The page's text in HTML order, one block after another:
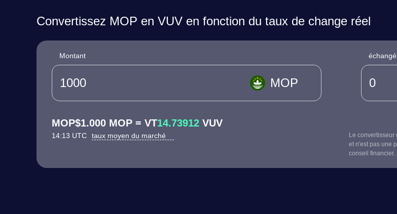
Convertissez MOP en VUV en fonction du taux de change réel
Montant
MOP
MOP$1.000 MOP = VT14.73912 VUV
14:13 UTC taux moyen du marché
Le
et n'est pas une
conseil financier.